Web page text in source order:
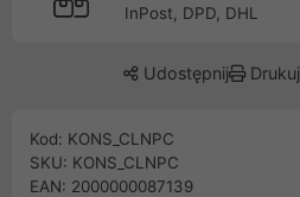
InPost, DPD, DHL
Udostępnij Drukuj
Kod: KONS_CLNPC
SKU: KONS_CLNPC
EAN: 2000000087139